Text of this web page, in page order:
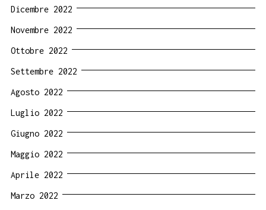
Dicembre 2022
Novembre 2022
Ottobre 2022
Settembre 2022
Agosto 2022
Luglio 2022
Giugno 2022
Maggio 2022
Aprile 2022
Marzo 2022